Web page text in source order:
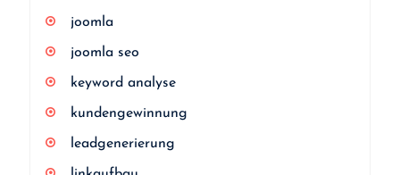
joomla
joomla seo
keyword analyse
kundengewinnung
leadgenerierung